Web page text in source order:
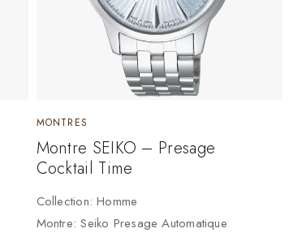
MONTRES
Montre SEIKO – Presage
Cocktail Time
Collection: Homme
Montre: Seiko Presage Automatique